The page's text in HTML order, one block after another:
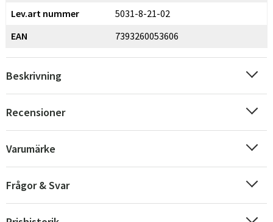
Lev.art nummer
5031-8-21-02
EAN
7393260053606
Beskrivning
Recensioner
Varumärke
Frågor & Svar